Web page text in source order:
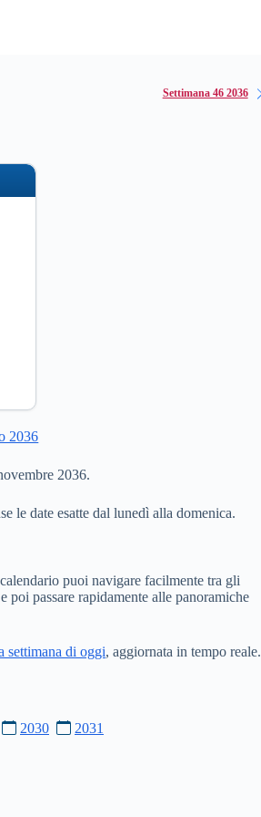
Settimana 46 2036
2036
2036.
le date esatte dal lunedì alla domenica.
puoi navigare facilmente tra gli
poi passare rapidamente alle panoramiche
settimana di oggi, aggiornata in tempo reale.
2030 2031